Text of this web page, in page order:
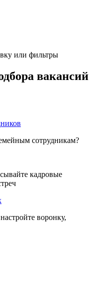
или фильтры
вакансий
сотрудникам?
кадровые
воронку,